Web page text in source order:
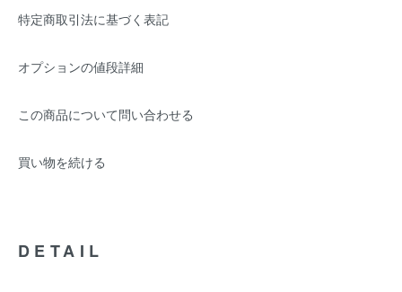
特定商取引法に基づく表記
オプションの値段詳細
この商品について問い合わせる
買い物を続ける
DETAIL